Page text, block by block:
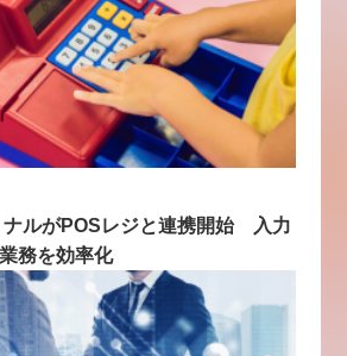
ナルがPOSレジと連携開始 入力
務を効率化